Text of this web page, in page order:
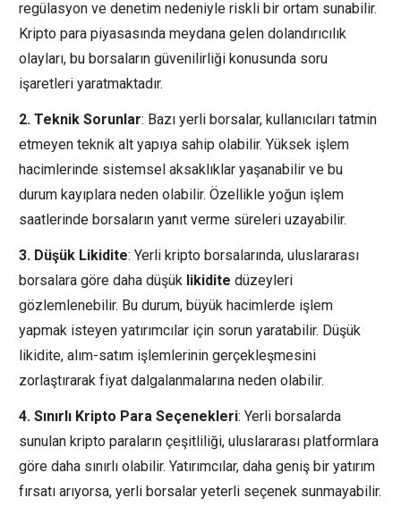
regülasyon ve denetim nedeniyle riskli bir ortam sunabilir.
Kripto para piyasasında meydana gelen dolandırıcılık
olayları, bu borsaların güvenilirliği konusunda soru
işaretleri yaratmaktadır.
2. Teknik Sorunlar: Bazı yerli borsalar, kullanıcıları tatmin
etmeyen teknik alt yapıya sahip olabilir. Yüksek işlem
hacimlerinde sistemsel aksaklıklar yaşanabilir ve bu
durum kayıplara neden olabilir. Özellikle yoğun işlem
saatlerinde borsaların yanıt verme süreleri uzayabilir.
3. Düşük Likidite: Yerli kripto borsalarında, uluslararası
borsalara göre daha düşük likidite düzeyleri
gözlemlenebilir. Bu durum, büyük hacimlerde işlem
yapmak isteyen yatırımcılar için sorun yaratabilir. Düşük
likidite, alım-satım işlemlerinin gerçekleşmesini
zorlaştırarak fiyat dalgalanmalarına neden olabilir.
4. Sınırlı Kripto Para Seçenekleri: Yerli borsalarda
sunulan kripto paraların çeşitliliği, uluslararası platformlara
göre daha sınırlı olabilir. Yatırımcılar, daha geniş bir yatırım
fırsatı arıyorsa, yerli borsalar yeterli seçenek sunmayabilir.